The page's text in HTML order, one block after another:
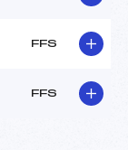
FFS
FFS